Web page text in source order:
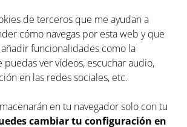
de terceros que me ayudan a
cómo navegas por esta web y que
funcionalidades como la
ver vídeos, escuchar audio,
en las redes sociales, etc.
en tu navegador solo con tu
cambiar tu configuración en